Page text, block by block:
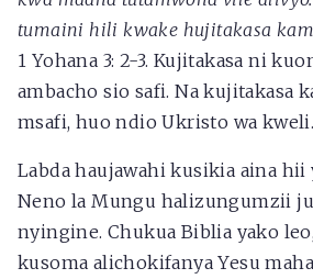
tumaini hili kwake hujitakasa
1 Yohana 3: 2-3. Kujitakasa ni
ambacho sio safi. Na kujitakasa
msafi, huo ndio Ukristo wa kweli.
Labda haujawahi kusikia aina
Neno la Mungu halizungumzii
nyingine. Chukua Biblia yako
kusoma alichokifanya Yesu